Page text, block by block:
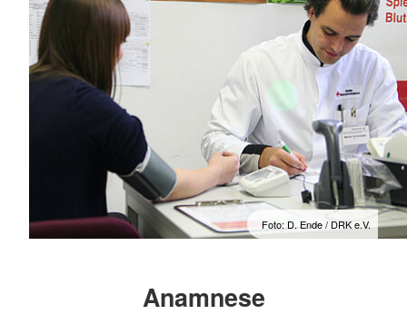
Foto: D. Ende / DRK e.V.
Anamnese